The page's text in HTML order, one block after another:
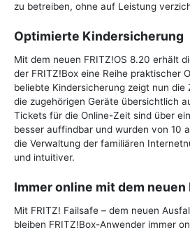
zu betreiben, ohne auf Leistung
Optimierte Kindersicherung
Mit dem neuen FRITZ!OS 8.20 erhält
der FRITZ!Box eine Reihe praktischer
beliebte Kindersicherung zeigt nun die
die zugehörigen Geräte übersichtlich
Tickets für die Online-Zeit sind über
besser auffindbar und wurden von 10
die Verwaltung der familiären
und intuitiver.
Immer online mit dem neuen
Mit FRITZ! Failsafe – dem neuen
bleiben FRITZ!Box-Anwender immer